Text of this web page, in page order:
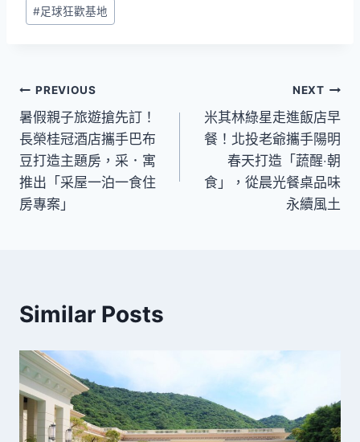
#足球狂歡基地
文
章
導
覽
PREVIOUS
暑假親子旅遊搶先訂！
長榮桂冠酒店攜手巴布
豆打造主題房，采．寓
推出「采屋一泊一食住
房專案」
NEXT
米其林綠星走進飯店早
餐！北投老爺攜手陽明
春天打造「蔬醒‧朝
食」，從晨光餐桌品味
永續風土
Similar Posts